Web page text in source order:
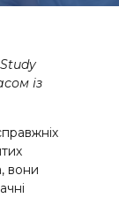
із
вони